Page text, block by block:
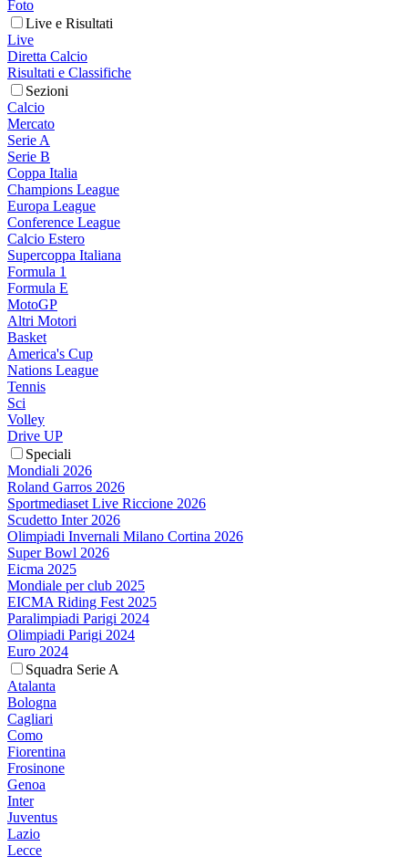
Foto
Live e Risultati
Live
Diretta Calcio
Risultati e Classifiche
Sezioni
Calcio
Mercato
Serie A
Serie B
Coppa Italia
Champions League
Europa League
Conference League
Calcio Estero
Supercoppa Italiana
Formula 1
Formula E
MotoGP
Altri Motori
Basket
America's Cup
Nations League
Tennis
Sci
Volley
Drive UP
Speciali
Mondiali 2026
Roland Garros 2026
Sportmediaset Live Riccione 2026
Scudetto Inter 2026
Olimpiadi Invernali Milano Cortina 2026
Super Bowl 2026
Eicma 2025
Mondiale per club 2025
EICMA Riding Fest 2025
Paralimpiadi Parigi 2024
Olimpiadi Parigi 2024
Euro 2024
Squadra Serie A
Atalanta
Bologna
Cagliari
Como
Fiorentina
Frosinone
Genoa
Inter
Juventus
Lazio
Lecce